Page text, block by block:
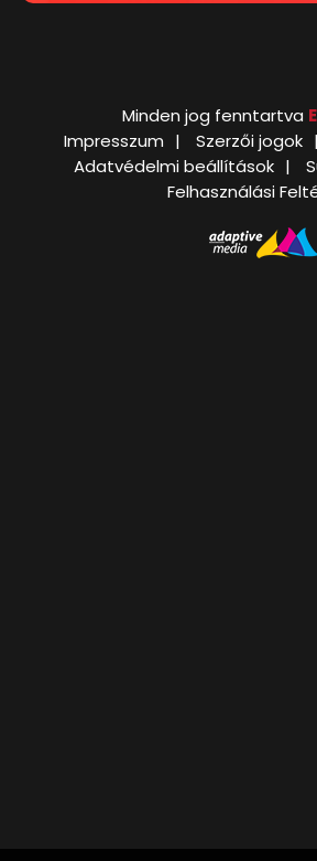
Minden jog fenntartva
Impresszum
Szerzői jogok
Adatvédelmi beállítások
Felhasználási